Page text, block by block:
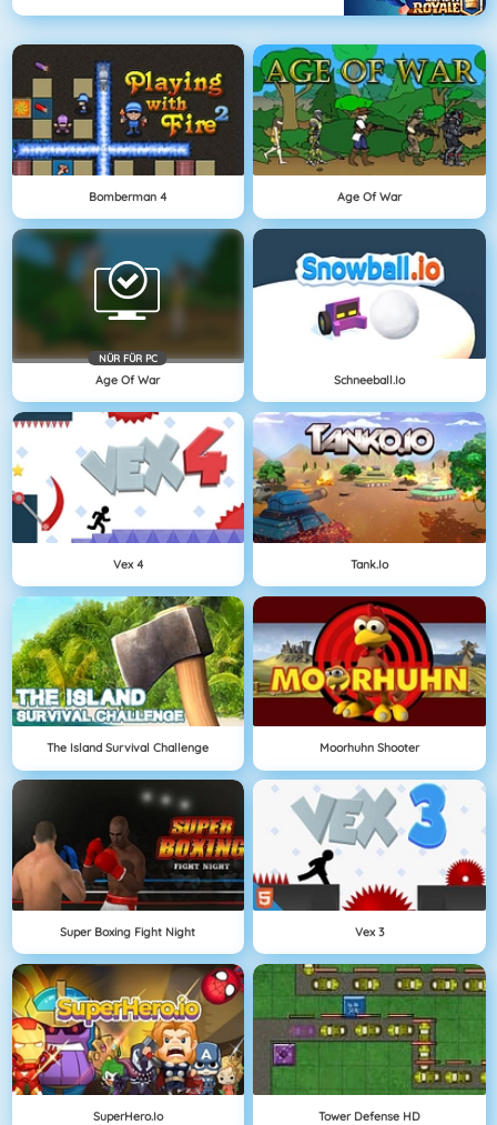
Bomberman 4 Age Of War
NÜR FÜR PC
Age Of War Schneeball.io
Vex 4 Tank.io
The Island Survival Challenge Moorhuhn Shooter
Super Boxing Fight Night Vex 3
SuperHero.io Tower Defense HD